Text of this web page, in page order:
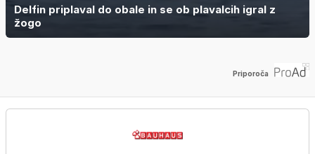
Delfin priplaval do obale in se ob plavalcih igral z
žogo
Priporoča